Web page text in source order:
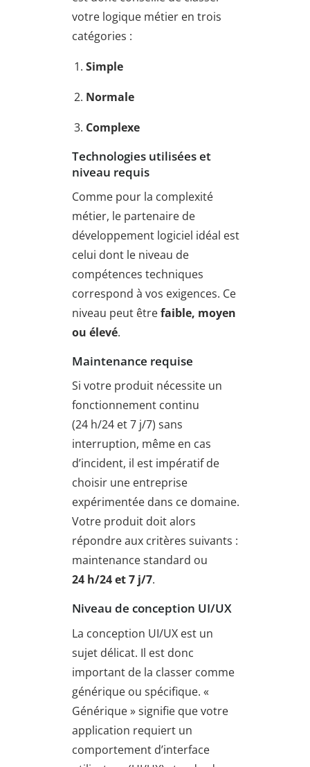
votre logique métier en trois
catégories :
Simple
Normale
Complexe
Technologies utilisées et
niveau requis
Comme pour la complexité
métier, le partenaire de
développement logiciel idéal est
celui dont le niveau de
compétences techniques
correspond à vos exigences. Ce
niveau peut êtrefaible, moyen
ou élevé.
Maintenance requise
Si votre produit nécessite un
fonctionnement continu
(24 h/24 et 7 j/7) sans
interruption, même en cas
d’incident, il est impératif de
choisir une entreprise
expérimentée dans ce domaine.
Votre produit doit alors
répondre aux critères suivants :
maintenance standard ou
24 h/24 et 7 j/7.
Niveau de conception UI/UX
La conception UI/UX est un
sujet délicat. Il est donc
important de la classer comme
générique ou spécifique. «
Générique » signifie que votre
application requiert un
comportement d’interface